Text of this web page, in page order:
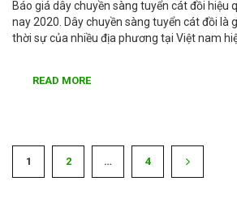
Báo giá dây chuyền sàng tuyển cát đồi hiệu
nay 2020. Dây chuyền sàng tuyển cát đồi là
thời sự của nhiều địa phương tại Việt nam
READ MORE
1 2 … 4